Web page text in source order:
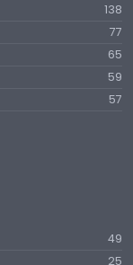
138
77
65
59
57
49
25